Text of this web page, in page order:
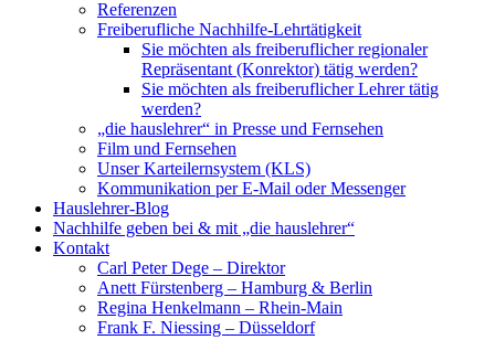
Referenzen
Freiberufliche Nachhilfe-Lehrtätigkeit
Sie möchten als freiberuflicher regionaler
Repräsentant (Konrektor) tätig werden?
Sie möchten als freiberuflicher Lehrer tätig
werden?
„die hauslehrer“ in Presse und Fernsehen
Film und Fernsehen
Unser Karteilernsystem (KLS)
Kommunikation per E-Mail oder Messenger
Hauslehrer-Blog
Nachhilfe geben bei & mit „die hauslehrer“
Kontakt
Carl Peter Dege – Direktor
Anett Fürstenberg – Hamburg & Berlin
Regina Henkelmann – Rhein-Main
Frank F. Niessing – Düsseldorf